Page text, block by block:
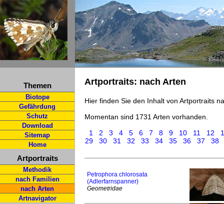
Themen
Biotope
Gefährdung
Schutz
Download
Sitemap
Home
Artportraits
Methodik
nach Familien
nach Arten
Artnavigator
Artportraits: nach Arten
Hier finden Sie den Inhalt von Artportraits
Momentan sind 1731 Arten vorhanden.
1
2 3 4 5 6 7 8 9 10 11 12
29
30 31 32 33 34 35 36 37 38
Petrophora chlorosata
(Adlerfarnspanner)
Geometridae